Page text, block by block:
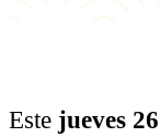
Este jueves